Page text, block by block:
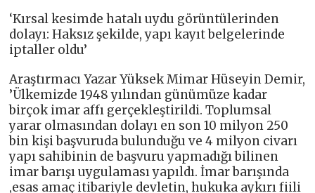
‘Kırsal kesimde hatalı uydu görüntülerinden
dolayı: Haksız şekilde, yapı kayıt belgelerinde
iptaller oldu’
Araştırmacı Yazar Yüksek Mimar Hüseyin Demir,
’Ülkemizde 1948 yılından günümüze kadar
birçok imar affı gerçekleştirildi. Toplumsal
yarar olmasından dolayı en son 10 milyon 250
bin kişi başvuruda bulunduğu ve 4 milyon civarı
yapı sahibinin de başvuru yapmadığı bilinen
imar barışı uygulaması yapıldı. İmar barışında
,esas amaç itibariyle devletin, hukuka aykırı fiili